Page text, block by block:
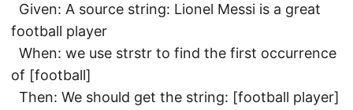
Given: A source string: Lionel Messi is a great
football player
When: we use strstr to find the first occurrence
of [football]
Then: We should get the string: [football player]